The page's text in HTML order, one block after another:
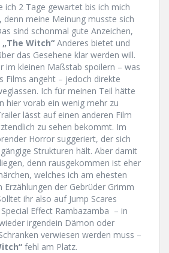
ich 2 Tage gewartet bis ich mich
denn meine Meinung musste sich
sind schonmal gute Anzeichen,
„The Witch“ Anderes bietet und
das Gesehene klar werden will.
im kleinen Maßstab spoilern – was
Films angeht – jedoch direkte
Ich für meinen Teil hätte
hier vorab ein wenig mehr zu
lässt auf einen anderen Film
zu sehen bekommt. Im
Horror suggeriert, der sich
Strukturen hält. Aber damit
denn rausgekommen ist eher
welches ich am ehesten
der Gebrüder Grimm
ihr also auf Jump Scares
Effect Rambazamba – in
irgendein Dämon oder
verwiesen werden muss –
fehl am Platz.